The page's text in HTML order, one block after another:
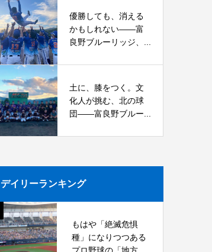
優勝しても、消える
かもしれない――富
良野ブルーリッジ、...
土に、膝をつく。文
化人が挑む、北の球
団――富良野ブルー...
デイリーランキング
もはや「絶滅危惧
種」になりつつある